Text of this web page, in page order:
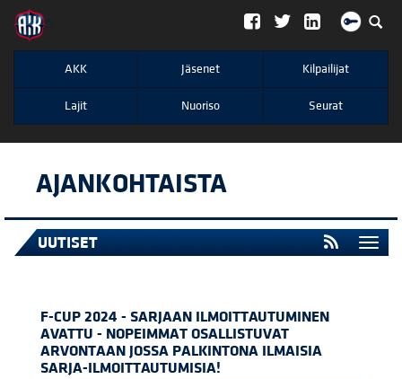
";
AKK Jäsenet Kilpailijat
Lajit Nuoriso Seurat
AJANKOHTAISTA
UUTISET
F-CUP 2024 - SARJAAN ILMOITTAUTUMINEN
AVATTU - NOPEIMMAT OSALLISTUVAT
ARVONTAAN JOSSA PALKINTONA ILMAISIA
SARJA-ILMOITTAUTUMISIA!